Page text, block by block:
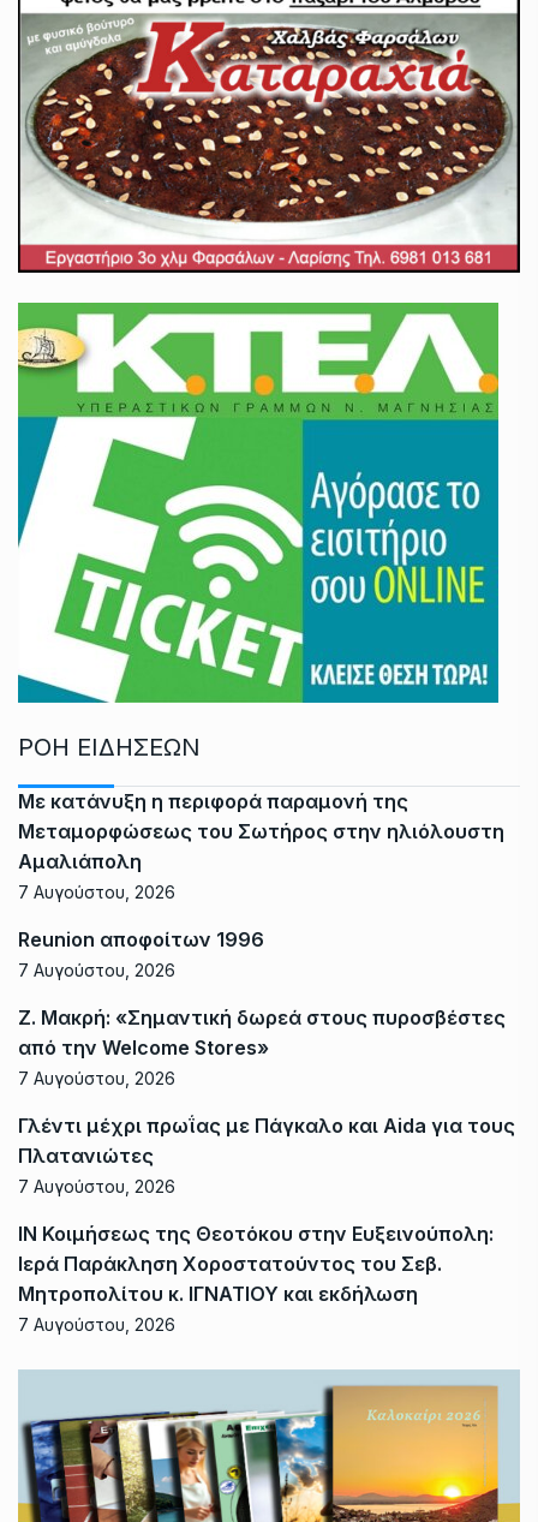
ΡΟΗ ΕΙΔΗΣΕΩΝ
Με κατάνυξη η περιφορά παραμονή της
Μεταμορφώσεως του Σωτήρος στην ηλιόλουστη
Αμαλιάπολη
7 Αυγούστου, 2026
Reunion αποφοίτων 1996
7 Αυγούστου, 2026
Ζ. Μακρή: «Σημαντική δωρεά στους πυροσβέστες
από την Welcome Stores»
7 Αυγούστου, 2026
Γλέντι μέχρι πρωΐας με Πάγκαλο και Aida για τους
Πλατανιώτες
7 Αυγούστου, 2026
ΙΝ Κοιμήσεως της Θεοτόκου στην Ευξεινούπολη:
Ιερά Παράκληση Χοροστατούντος του Σεβ.
Μητροπολίτου κ. ΙΓΝΑΤΙΟΥ και εκδήλωση
7 Αυγούστου, 2026